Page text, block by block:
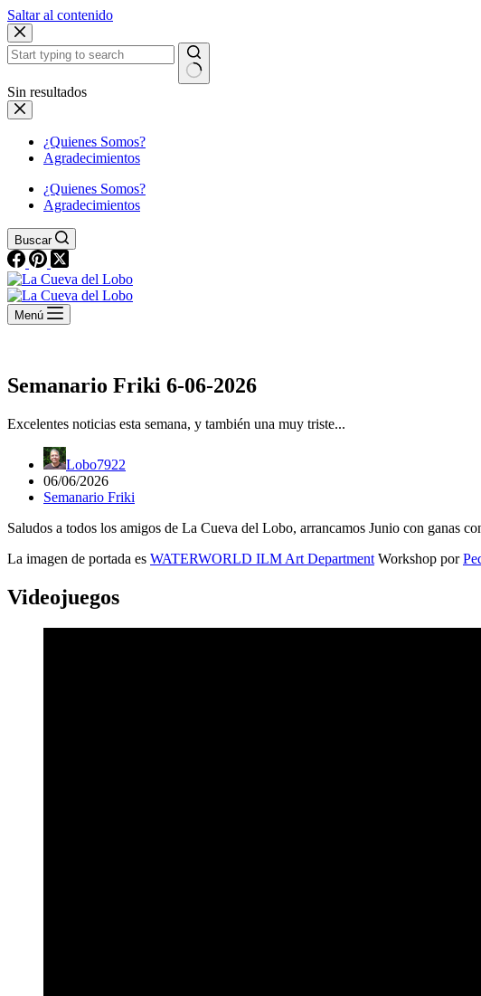
Saltar al contenido
Sin resultados
¿Quienes Somos?
Agradecimientos
¿Quienes Somos?
Agradecimientos
Buscar
Menú
Semanario Friki 6-06-2026
Excelentes noticias esta semana, y también una muy triste...
Lobo7922
06/06/2026
Semanario Friki
Saludos a todos los amigos de La Cueva del Lobo, arrancamos Junio con ganas
La imagen de portada es WATERWORLD ILM Art Department Workshop por
Videojuegos